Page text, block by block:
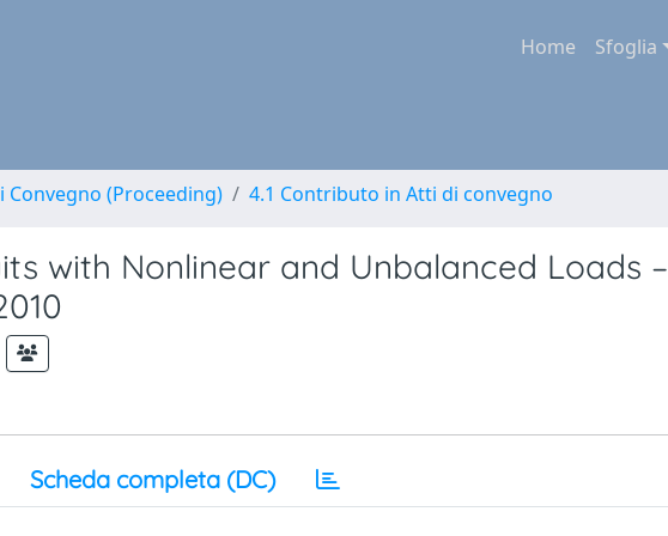
Home Sfoglia
(Proceeding) 4.1 Contributo in Atti di convegno
with Nonlinear and Unbalanced Loads –
Scheda completa (DC)